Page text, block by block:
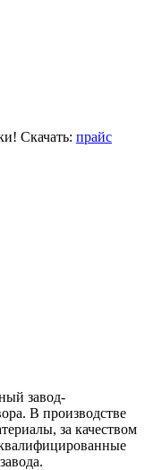
Скачать: прайс
завод-
В производстве
за качеством